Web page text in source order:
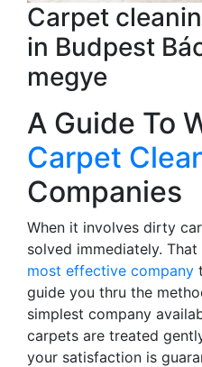
Carpet
in Budpest
megye
A Guide To
Carpet
Companies
When it involves dirty
solved immediately.
most effective company
guide you thru the
simplest company
carpets are treated
your satisfaction is